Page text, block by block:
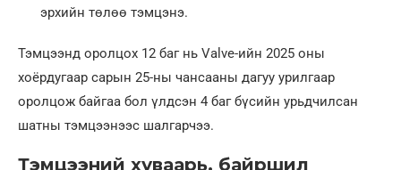
эрхийн төлөө тэмцэнэ.
Тэмцээнд оролцох 12 баг нь Valve-ийн 2025 оны
хоёрдугаар сарын 25-ны чансааны дагуу урилгаар
оролцож байгаа бол үлдсэн 4 баг бүсийн урьдчилсан
шатны тэмцээнээс шалгарчээ.
Тэмцээний хуваарь, байршил